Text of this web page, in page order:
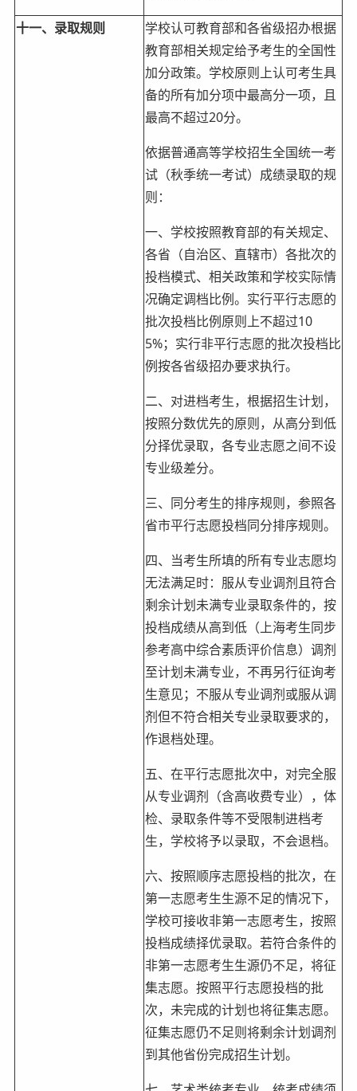
十一、录取规则
学校认可教育部和各省级招办根据
教育部相关规定给予考生的全国性
加分政策。学校原则上认可考生具
备的所有加分项中最高分一项，且
最高不超过20分。
依据普通高等学校招生全国统一考
试（秋季统一考试）成绩录取的规
则：
一、学校按照教育部的有关规定、
各省（自治区、直辖市）各批次的
投档模式、相关政策和学校实际情
况确定调档比例。实行平行志愿的
批次投档比例原则上不超过10
5%；实行非平行志愿的批次投档比
例按各省级招办要求执行。
二、对进档考生，根据招生计划，
按照分数优先的原则，从高分到低
分择优录取，各专业志愿之间不设
专业级差分。
三、同分考生的排序规则，参照各
省市平行志愿投档同分排序规则。
四、当考生所填的所有专业志愿均
无法满足时：服从专业调剂且符合
剩余计划未满专业录取条件的，按
投档成绩从高到低（上海考生同步
参考高中综合素质评价信息）调剂
至计划未满专业，不再另行征询考
生意见；不服从专业调剂或服从调
剂但不符合相关专业录取要求的，
作退档处理。
五、在平行志愿批次中，对完全服
从专业调剂（含高收费专业），体
检、录取条件等不受限制进档考
生，学校将予以录取，不会退档。
六、按照顺序志愿投档的批次，在
第一志愿考生生源不足的情况下，
学校可接收非第一志愿考生，按照
投档成绩择优录取。若符合条件的
非第一志愿考生生源仍不足，将征
集志愿。按照平行志愿投档的批
次，未完成的计划也将征集志愿。
征集志愿仍不足则将剩余计划调剂
到其他省份完成招生计划。